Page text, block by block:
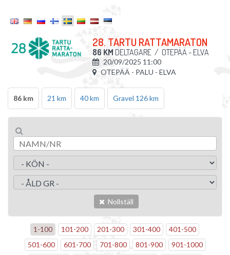
28. TARTU RATTAMARATON
86 KM DELTAGARE / OTEPÄÄ - ELVA
20/09/2025 11:00
OTEPÄÄ - PALU - ELVA
86 km 21 km 40 km Gravel 126 km
Nollställ
1-100 101-200 201-300 301-400 401-500
501-600 601-700 701-800 801-900 901-1000